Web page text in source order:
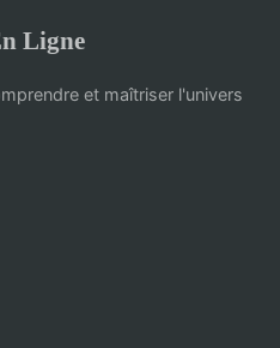
Ligne
et maîtriser l'univers